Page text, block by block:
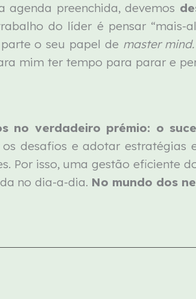
preenchida, devemos
do líder é pensar “mais-
o seu papel de master mind.
mim ter tempo para parar e
no verdadeiro prémio: o
desafios e adotar estratégias
Por isso, uma gestão eficiente
no dia-a-dia. No mundo dos